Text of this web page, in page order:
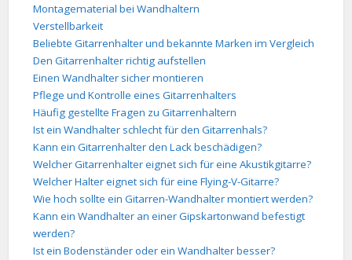
Montagematerial bei Wandhaltern
Verstellbarkeit
Beliebte Gitarrenhalter und bekannte Marken im Vergleich
Den Gitarrenhalter richtig aufstellen
Einen Wandhalter sicher montieren
Pflege und Kontrolle eines Gitarrenhalters
Häufig gestellte Fragen zu Gitarrenhaltern
Ist ein Wandhalter schlecht für den Gitarrenhals?
Kann ein Gitarrenhalter den Lack beschädigen?
Welcher Gitarrenhalter eignet sich für eine Akustikgitarre?
Welcher Halter eignet sich für eine Flying-V-Gitarre?
Wie hoch sollte ein Gitarren-Wandhalter montiert werden?
Kann ein Wandhalter an einer Gipskartonwand befestigt
werden?
Ist ein Bodenständer oder ein Wandhalter besser?